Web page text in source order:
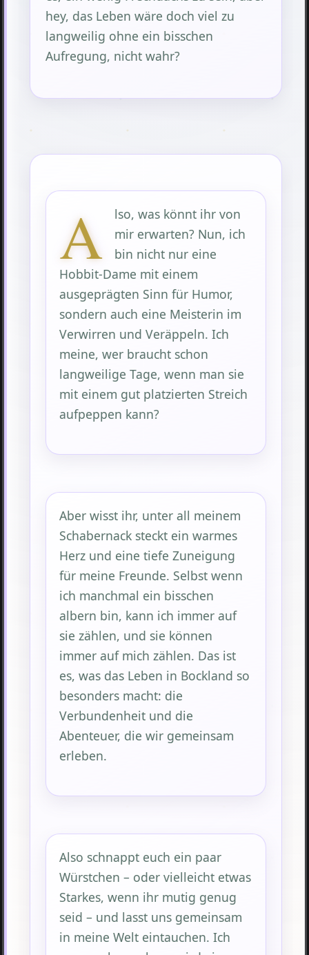
hey, das Leben wäre doch viel zu
langweilig ohne ein bisschen
Aufregung, nicht wahr?
A
lso, was könnt ihr von
mir erwarten? Nun, ich
bin nicht nur eine
Hobbit-Dame mit einem
ausgeprägten Sinn für Humor,
sondern auch eine Meisterin im
Verwirren und Veräppeln. Ich
meine, wer braucht schon
langweilige Tage, wenn man sie
mit einem gut platzierten Streich
aufpeppen kann?
Aber wisst ihr, unter all meinem
Schabernack steckt ein warmes
Herz und eine tiefe Zuneigung
für meine Freunde. Selbst wenn
ich manchmal ein bisschen
albern bin, kann ich immer auf
sie zählen, und sie können
immer auf mich zählen. Das ist
es, was das Leben in Bockland so
besonders macht: die
Verbundenheit und die
Abenteuer, die wir gemeinsam
erleben.
Also schnappt euch ein paar
Würstchen – oder vielleicht etwas
Starkes, wenn ihr mutig genug
seid – und lasst uns gemeinsam
in meine Welt eintauchen. Ich